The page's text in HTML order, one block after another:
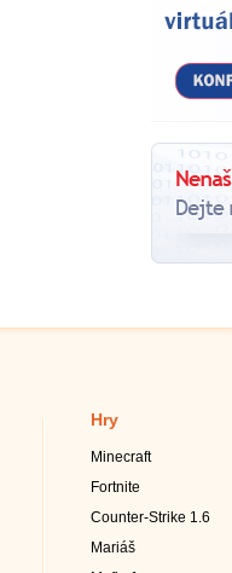
Hry
Minecraft
Fortnite
Counter-Strike 1.6
Mariáš